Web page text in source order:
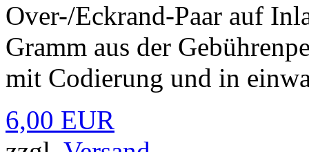
Over-/Eckrand-Paar auf
Gramm aus der
mit Codierung und in
6,00 EUR